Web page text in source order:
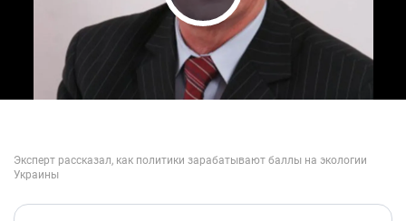
Play Video